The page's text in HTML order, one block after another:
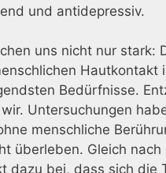
und antidepressiv.
uns nicht nur stark:
Hautkontakt
Bedürfnisse.
Untersuchungen
menschliche
überleben. Gleich
dazu bei, dass sich die